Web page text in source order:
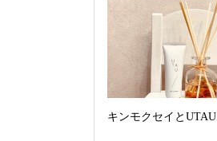
キンモクセイとUTAU